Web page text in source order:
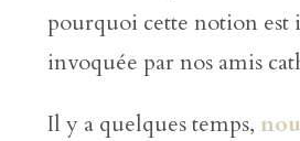
pourquoi cette notion est
invoquée par nos amis
Il y a quelques temps,